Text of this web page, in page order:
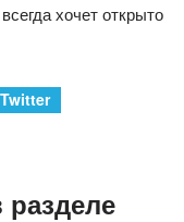
хочет открыто
Twitter